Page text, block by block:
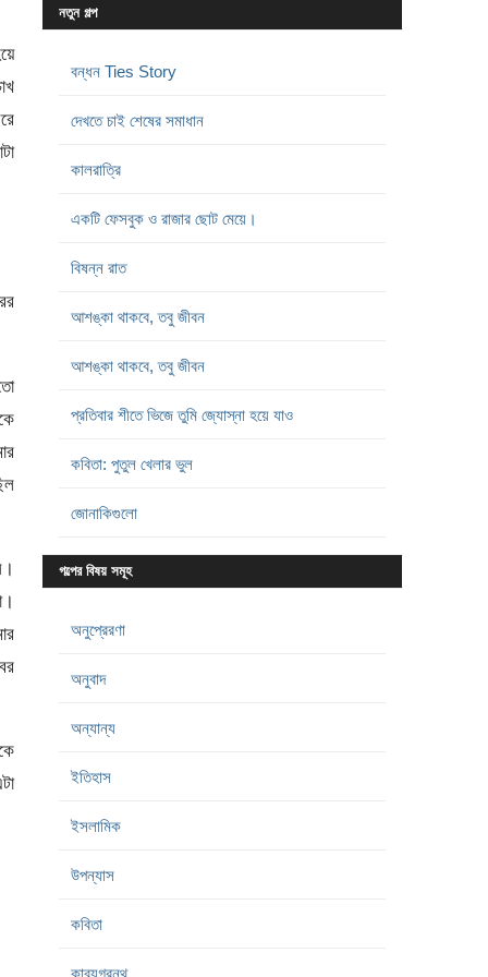
নতুন গল্প
বন্ধন Ties Story
দেখতে চাই শেষের সমাধান
কালরাত্রি
একটি ফেসবুক ও রাজার ছোট মেয়ে।
বিষন্ন রাত
আশঙ্কা থাকবে, তবু জীবন
আশঙ্কা থাকবে, তবু জীবন
প্রতিবার শীতে ভিজে তুমি জ্যোস্না হয়ে যাও
কবিতা: পুতুল খেলার ভুল
জোনাকিগুলো
গল্পের বিষয় সমূহ
অনুপ্রেরণা
অনুবাদ
অন্যান্য
ইতিহাস
ইসলামিক
উপন্যাস
কবিতা
কাব্যগ্রন্থ